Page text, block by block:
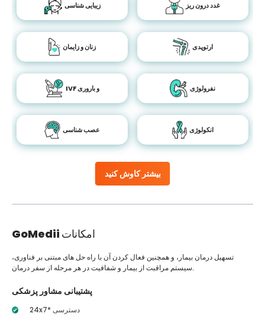
بیشتر کاوش کنید
زیبایی شناسی غدد درون ریز
زنان و زایمان ارتوپدی
IVF و باروری نفرولوژی
عصب شناسی انکولوژی
GoMedii امکانات
تسهیل درمان بیمار، و همچنین فعال کردن آن با راه حل های مبتنی بر فناوری،
سیستم مراقبت از بیمار و شفافیت در هر مرحله از سفر درمان.
پشتیبانی مشاور پزشکی
24x7* دسترسی